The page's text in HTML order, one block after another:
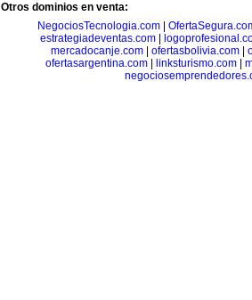
Otros dominios en venta:
NegociosTecnologia.com
estrategiadeventas.com|
mercadocanje.com
ofertasbolivia.com
ofertasargentina.com| linksturismo.com|